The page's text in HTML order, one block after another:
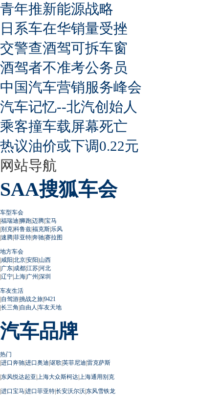
青年推新能源战略
日系车在华销量受挫
交警查酒驾可拆车窗
酒驾者不准考公务员
中国汽车营销服务峰会
汽车记忆--北汽创始人
乘客撞车载屏幕死亡
热议油价或下调0.22元
网站导航
SAA搜狐车会
车型车会
|福瑞迪|狮跑|迈腾|宝马
|别克|科鲁兹|福克斯|乐风
|速腾|菲亚特|奔驰|赛拉图
地方车会
|咸阳|北京|安阳|山西
|广东|成都|江苏|河北
|辽宁| 上海|广州 |深圳
车友生活
|自驾游|挑战之旅|9421
|长三角 |自由人 |车友天地
汽车品牌
热门
|进口奔驰|进口奥迪|讴歌|英菲尼迪|雷克萨斯
|东风悦达起亚| 上海大众斯柯达| 上海通用别克
|进口宝马|进口菲亚特|长安沃尔沃|东风雪铁龙